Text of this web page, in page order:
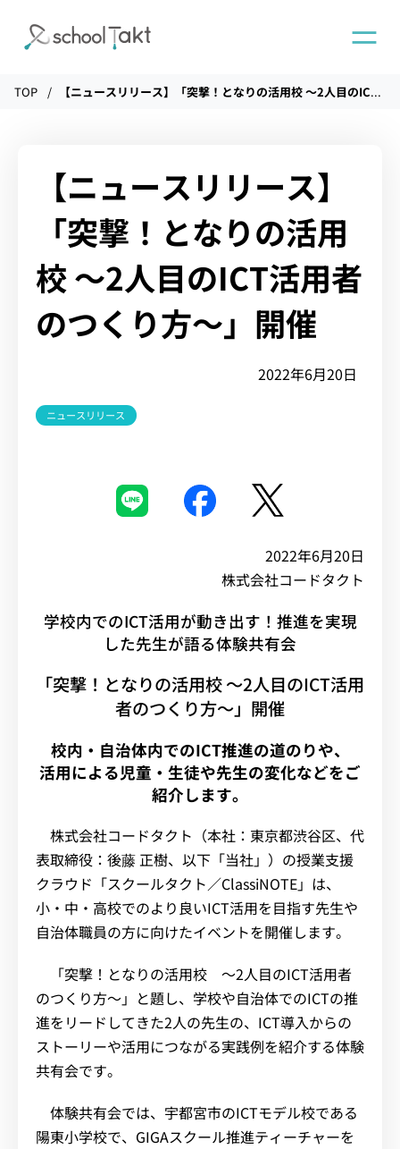
機能
タクトAI
導入事例
導入実績
イベント・セミナー
TOP 【ニュースリリース】「突撃！となりの活用校 〜2人目のICT活用者のつくり方〜」開催
【ニュースリリース】
「突撃！となりの活用
校 〜2人目のICT活用者
のつくり方〜」開催
2022年6月20日
ニュースリリース
2022年6月20日
株式会社コードタクト
学校内でのICT活用が動き出す！推進を実現
した先生が語る体験共有会
「突撃！となりの活用校 〜2人目のICT活用
者のつくり方〜」開催
校内・自治体内でのICT推進の道のりや、
活用による児童・生徒や先生の変化などをご
紹介します。
株式会社コードタクト（本社：東京都渋谷区、代
表取締役：後藤 正樹、以下「当社」）の授業支援
クラウド「スクールタクト／ClassiNOTE」は、
小・中・高校でのより良いICT活用を目指す先生や
自治体職員の方に向けたイベントを開催します。
「突撃！となりの活用校 〜2人目のICT活用者
のつくり方〜」と題し、学校や自治体でのICTの推
進をリードしてきた2人の先生の、ICT導入からの
ストーリーや活用につながる実践例を紹介する体験
共有会です。
体験共有会では、宇都宮市のICTモデル校である
陽東小学校で、GIGAスクール推進ティーチャーを